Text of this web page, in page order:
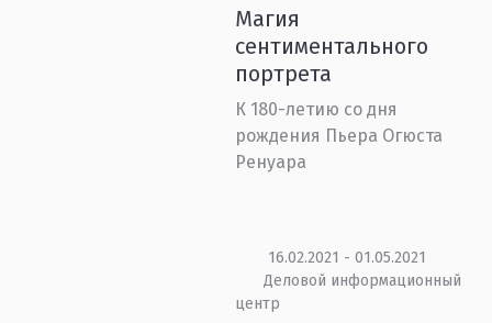
Магия
сентиментального
портрета
К 180-летию со дня
рождения Пьера Огюста
Ренуара
16.02.2021 - 01.05.2021
Деловой информационный
центр